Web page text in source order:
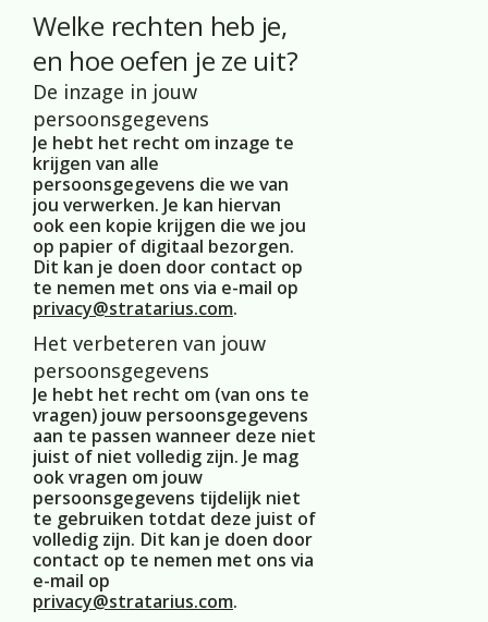
Welke rechten heb je,
en hoe oefen je ze uit?
De inzage in jouw
persoonsgegevens
Je hebt het recht om inzage te
krijgen van alle
persoonsgegevens die we van
jou verwerken. Je kan hiervan
ook een kopie krijgen die we jou
op papier of digitaal bezorgen.
Dit kan je doen door contact op
te nemen met ons via e-mail op
privacy@stratarius.com.
Het verbeteren van jouw
persoonsgegevens
Je hebt het recht om (van ons te
vragen) jouw persoonsgegevens
aan te passen wanneer deze niet
juist of niet volledig zijn. Je mag
ook vragen om jouw
persoonsgegevens tijdelijk niet
te gebruiken totdat deze juist of
volledig zijn. Dit kan je doen door
contact op te nemen met ons via
e-mail op
privacy@stratarius.com.